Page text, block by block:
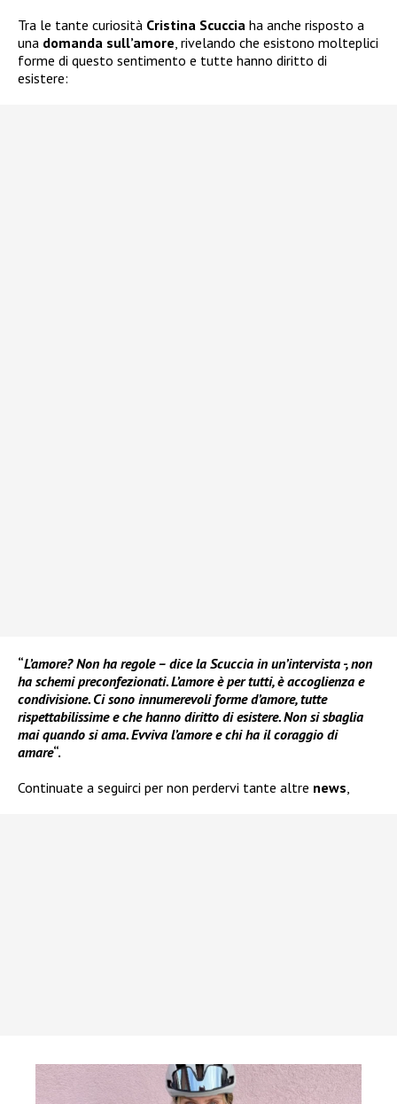
Tra le tante curiosità Cristina Scuccia ha anche risposto a
una domanda sull’amore, rivelando che esistono molteplici
forme di questo sentimento e tutte hanno diritto di
esistere:
“L’amore? Non ha regole – dice la Scuccia in un’intervista -, non
ha schemi preconfezionati. L’amore è per tutti, è accoglienza e
condivisione. Ci sono innumerevoli forme d’amore, tutte
rispettabilissime e che hanno diritto di esistere. Non si sbaglia
mai quando si ama. Evviva l’amore e chi ha il coraggio di
amare“.
Continuate a seguirci per non perdervi tante altre news,